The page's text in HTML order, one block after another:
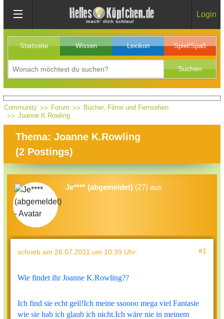
Login
Startseite Wissen Lexikon Spiel/Spaß
Community Forum
Bücher, Filme und Fernsehen
Joanne K.Rowling
Thema: Joanne K.Rowling
(2 Postings)
Je**** (abgemeldet) (27) aus
schrieb am 28.07.2011 um 10:39 Uhr: #1
Wie findet ihr Joanne K.Rowling??
Ich find sie echt geil!Ich meine ssoooo mega viel Fantasie
wie sie hab ich glaub ich nicht.Ich wäre nie in meinem